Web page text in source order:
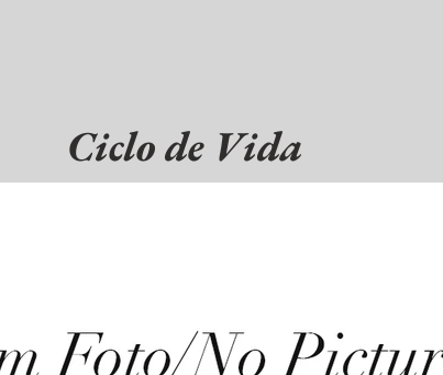
Ciclo de Vida